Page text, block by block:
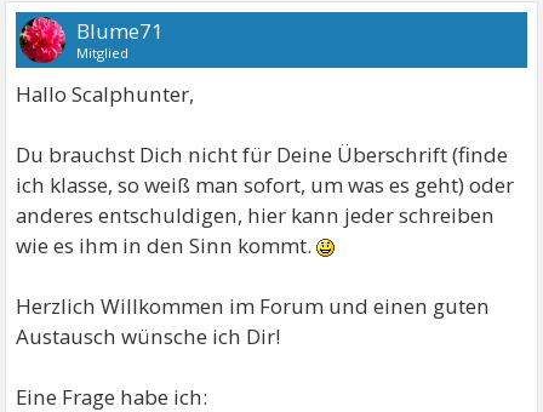
Blume71
Mitglied
Hallo Scalphunter,
Du brauchst Dich nicht für Deine Überschrift (finde
ich klasse, so weiß man sofort, um was es geht) oder
anderes entschuldigen, hier kann jeder schreiben
wie es ihm in den Sinn kommt.
Herzlich Willkommen im Forum und einen guten
Austausch wünsche ich Dir!
Eine Frage habe ich: